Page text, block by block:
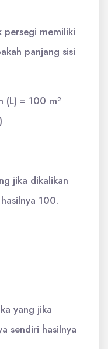
persegi memiliki
panjang sisi
(L) = 100 m²
jika dikalikan
100.
yang jika
sendiri hasilnya